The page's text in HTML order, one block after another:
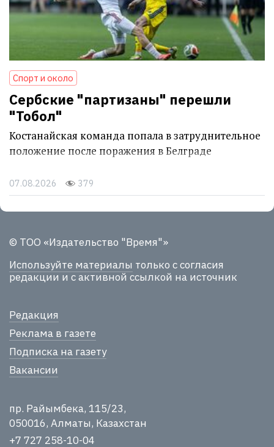
Спорт и около
Сербские "партизаны" перешли
"Тобол"
Костанайская команда попала в затруднительное
положение после поражения в Белграде
07.08.2026 379
© ТОО «Издательство "Время"»
Используйте материалы только с согласия
редакции и с активной ссылкой на источник
Редакция
Реклама в газете
Подписка на газету
Вакансии
пр. Райымбека, 115/23,
050016, Алматы, Казахстан
+7 727 258-10-04